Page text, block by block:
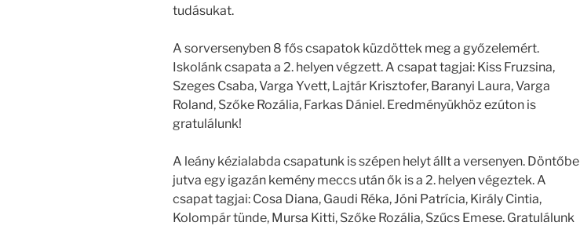
tudásukat.
A sorversenyben 8 fős csapatok küzdöttek meg a győzelemért.
Iskolánk csapata a 2. helyen végzett. A csapat tagjai: Kiss Fruzsina,
Szeges Csaba, Varga Yvett, Lajtár Krisztofer, Baranyi Laura, Varga
Roland, Szőke Rozália, Farkas Dániel. Eredményükhöz ezúton is
gratulálunk!
A leány kézialabda csapatunk is szépen helyt állt a versenyen. Döntőbe
jutva egy igazán kemény meccs után ők is a 2. helyen végeztek. A
csapat tagjai: Cosa Diana, Gaudi Réka, Jóni Patrícia, Király Cintia,
Kolompár tünde, Mursa Kitti, Szőke Rozália, Szűcs Emese. Gratulálunk